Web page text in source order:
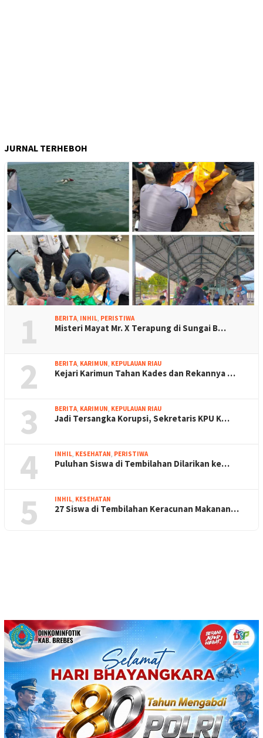
JURNAL TERHEBOH
1 BERITA, INHIL, PERISTIWA
Misteri Mayat Mr. X Terapung di Sungai B…
2 BERITA, KARIMUN, KEPULAUAN RIAU
Kejari Karimun Tahan Kades dan Rekannya …
3 BERITA, KARIMUN, KEPULAUAN RIAU
Jadi Tersangka Korupsi, Sekretaris KPU K…
4 INHIL, KESEHATAN, PERISTIWA
Puluhan Siswa di Tembilahan Dilarikan ke…
5 INHIL, KESEHATAN
27 Siswa di Tembilahan Keracunan Makanan…